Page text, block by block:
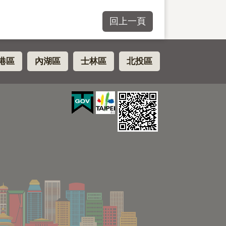
回上一頁
區 內湖區 士林區 北投區